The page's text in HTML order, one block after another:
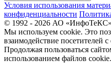
Условия использования
конфиденциальности
© 1992 - 2026 АО «ИнфоТеКС»
Мы используем cookie. Это
взаимодействие посетителей
Продолжая пользоваться
использованием файлов